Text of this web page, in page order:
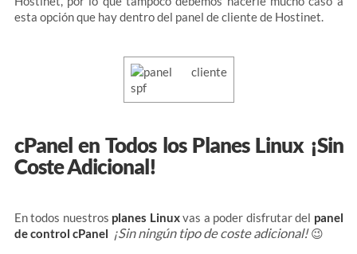
esta opción que hay dentro del panel de cliente de Hostinet.
cPanel en Todos los Planes Linux ¡Sin
Coste Adicional!
En todos nuestros planes Linuxvas a poder disfrutar del panel
de control cPanel ¡Sin ningún tipo de coste adicional!😉